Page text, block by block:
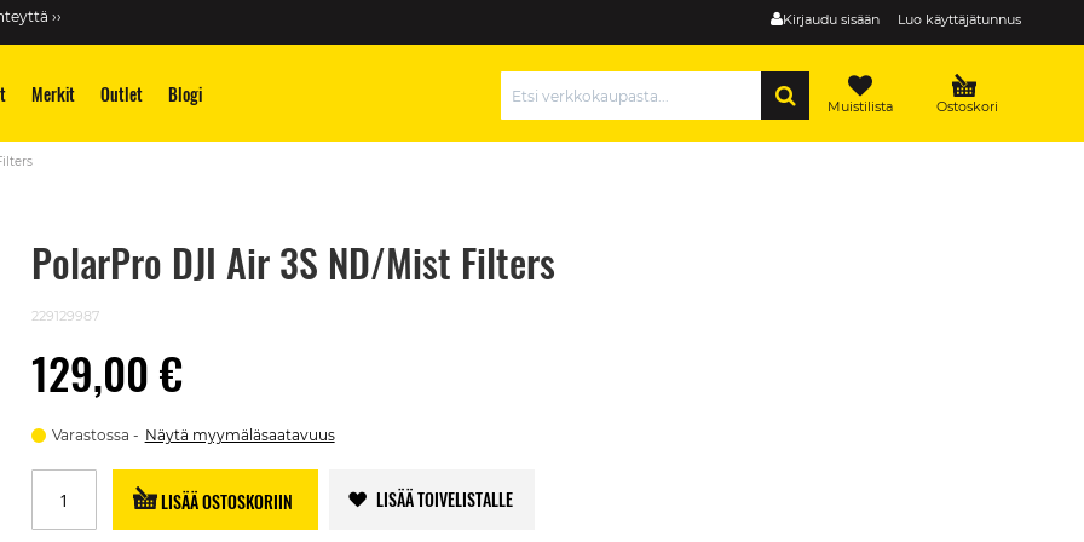
Kirjaudu sisään Luo käyttäjätunnus
››
Merkit Outlet Blogi Ostoskori
Muistilista
PolarPro DJI Air 3S ND/Mist Filters
229129987
129,00 €
Varastossa Näytä myymäläsaatavuus
LISÄÄ OSTOSKORIIN LISÄÄ TOIVELISTALLE